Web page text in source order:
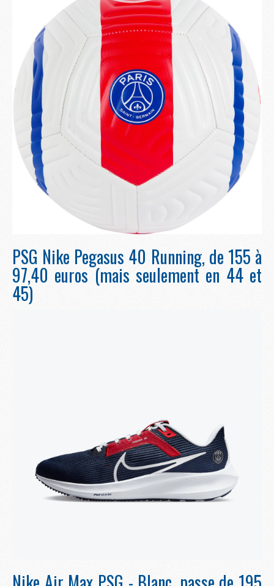
PSG Nike Pegasus 40 Running, de 155 à
97,40 euros (mais seulement en 44 et
45)